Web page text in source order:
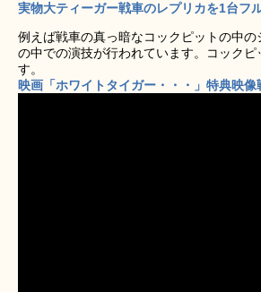
実物大ティーガー戦車のレプリカを1台フ
例えば戦車の真っ暗なコックピットの中
の中での演技が行われています。コック
す。
映画「ホワイトタイガー・・・」特典映